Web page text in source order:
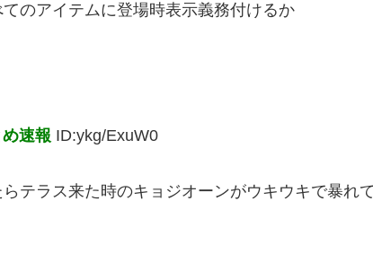
のアイテムに登場時表示義務付けるか
速報 ID:ykg/ExuW0
テラス来た時のキョジオーンがウキウキで暴れ